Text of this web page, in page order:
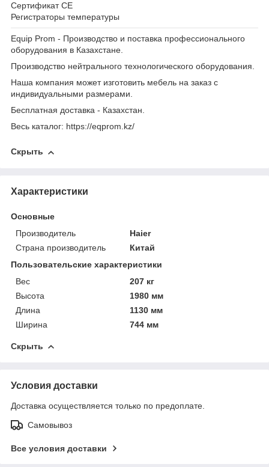
Сертификат CE
Регистраторы температуры
Equip Prom - Производство и поставка профессионального
оборудования в Казахстане.
Производство нейтрального технологического оборудования.
Наша компания может изготовить мебель на заказ с
индивидуальными размерами.
Бесплатная доставка - Казахстан.
Весь каталог: https://eqprom.kz/
Скрыть
Характеристики
Основные
Производитель
Haier
Страна производитель
Китай
Пользовательские характеристики
Вес
207 кг
Высота
1980 мм
Длина
1130 мм
Ширина
744 мм
Скрыть
Условия доставки
Доставка осуществляется только по предоплате.
Самовывоз
Все условия доставки